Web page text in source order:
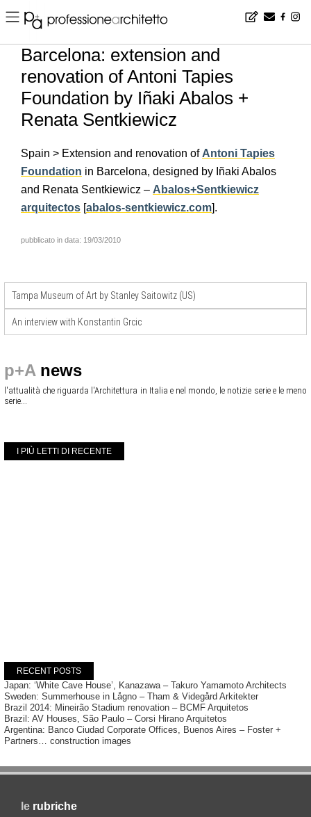
Home ▪ news ▪ en ▪ Barcelona: extension and renovation of Antoni Tapies Foundation by Iñaki Abalos + Renata Sentkiewicz
Barcelona: extension and
renovation of Antoni Tapies
Foundation by Iñaki Abalos +
Renata Sentkiewicz
Spain > Extension and renovation of Antoni Tapies
Foundation in Barcelona, designed by Iñaki Abalos
and Renata Sentkiewicz – Abalos+Sentkiewicz
arquitectos [abalos-sentkiewicz.com].
pubblicato in data: 19/03/2010
Tampa Museum of Art by Stanley Saitowitz (US)
An interview with Konstantin Grcic
p+A news
l'attualità che riguarda l'Architettura in Italia e nel mondo, le notizie serie e le meno
serie...
I PIÙ LETTI DI RECENTE
RECENT POSTS
Japan: ‘White Cave House’, Kanazawa – Takuro Yamamoto Architects
Sweden: Summerhouse in Lågno – Tham & Videgård Arkitekter
Brazil 2014: Mineirão Stadium renovation – BCMF Arquitetos
Brazil: AV Houses, São Paulo – Corsi Hirano Arquitetos
Argentina: Banco Ciudad Corporate Offices, Buenos Aires – Foster +
Partners… construction images
le rubriche